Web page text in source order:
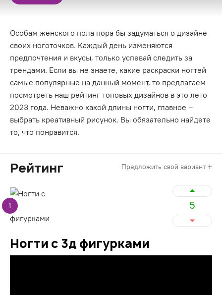
Особам женского пола пора бы задуматься о дизайне
своих ноготочков. Каждый день изменяются
предпочтения и вкусы, только успевай следить за
трендами. Если вы не знаете, какие раскраски ногтей
самые популярные на данный момент, то предлагаем
посмотреть наш рейтинг топовых дизайнов в это лето
2023 года. Неважно какой длины ногти, главное –
выбрать креативный рисунок. Вы обязательно найдете
то, что понравится.
Рейтинг Предложить свой вариант
1 5
Ногти с 3д фигурками